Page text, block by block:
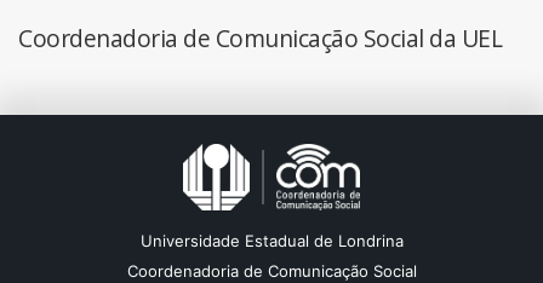
Coordenadoria de Comunicação Social da UEL
Universidade Estadual de Londrina
Coordenadoria de Comunicação Social